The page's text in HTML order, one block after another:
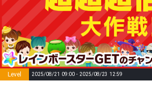
Level 2025/08/21 09:00 - 2025/08/23 12:59